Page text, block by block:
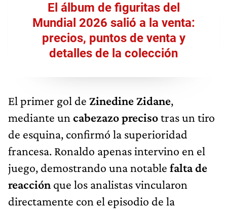
El álbum de figuritas del
Mundial 2026 salió a la venta:
precios, puntos de venta y
detalles de la colección
El primer gol de Zinedine Zidane,
mediante un cabezazo precisotras un tiro
de esquina, confirmó la superioridad
francesa. Ronaldo apenas intervino en el
juego, demostrando una notable falta de
reacción que los analistas vincularon
directamente con el episodio de la